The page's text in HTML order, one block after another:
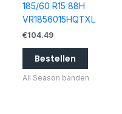
185/60 R15 88H
VR1856015HQTXL
€104.49
Bestellen
All Season banden